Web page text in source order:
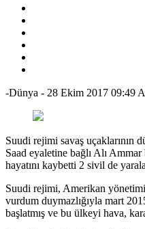
-Dünya - 28 Ekim 2017 09:49 A
Suudi rejimi savaş uçaklarının
Saad eyaletine bağlı Alı Ammar
hayatını kaybetti 2 sivil de
Suudi rejimi, Amerikan
vurdum duymazlığıyla mart
başlatmış ve bu ülkeyi hava,